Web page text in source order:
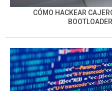
CÓMO HACKEAR